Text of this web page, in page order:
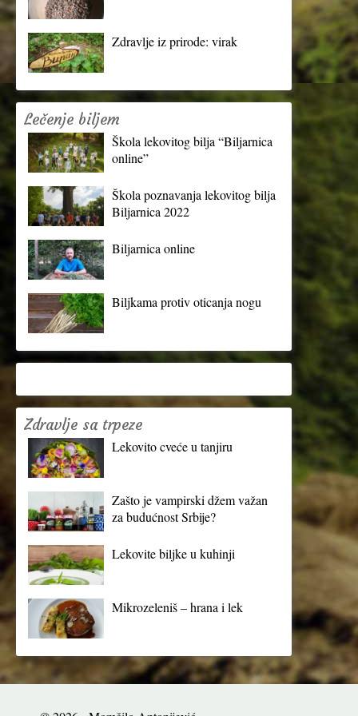
Zdravlje iz prirode: virak
Lečenje biljem
Škola lekovitog bilja “Biljarnica
online”
Škola poznavanja lekovitog bilja
Biljarnica 2022
Biljarnica online
Biljkama protiv oticanja nogu
Zdravlje sa trpeze
Lekovito cveće u tanjiru
Zašto je vampirski džem važan
za budućnost Srbije?
Lekovite biljke u kuhinji
Mikrozeleniš – hrana i lek